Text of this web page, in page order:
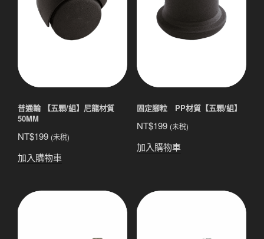
普通輪 【五顆/組】尼龍材質
50MM
NT$199 (未稅)
加入購物車
固定腳粒 PP材質【五顆/組】
NT$199 (未稅)
加入購物車